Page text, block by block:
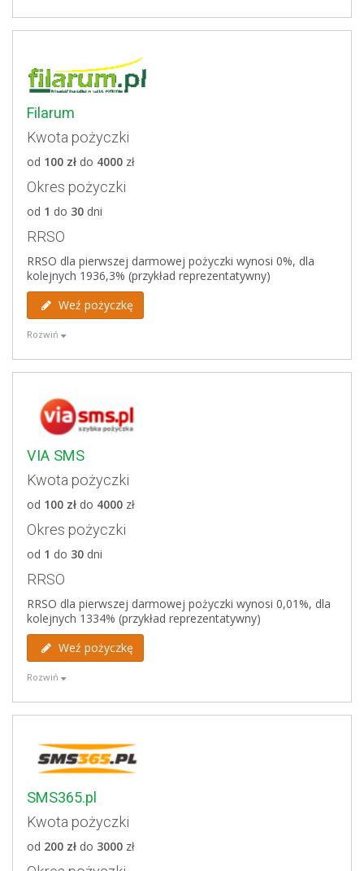
Zalety
tylko 10 zł
formalności 100% online,
w przypadku wcześniejszej spłaty klient ponosi
niższe koszty,
którym każda kolejna pożyczka jest tańsza
cały proces przebiega online - bez wychodzenia z
domu
Wady
weryfikacja w BIK
Weryfikowane bazy
Biuro Informacji Kredytowej
ERIF
Krajowy Rejestr Długów
Filarum
Kwota pożyczki
od 100 zł do 4000 zł
Okres pożyczki
od 1 do 30 dni
RRSO
RRSO dla pierwszej darmowej pożyczki wynosi 0%, dla
kolejnych 1936,3% (przykład reprezentatywny)
Weź pożyczkę
Rozwiń
Zalety
darmowa pierwsza pożyczka do kwoty 1000 zł,
wysoka górna granica wieku kredytobiorcy - 76 lat,
biuro obsługi klienta pracuje przez cały tydzień od
7:00 do 23:00
Wady
ERIF
dolna granica wieku pożyczkobiorcy to 20 lat
BIG Infomonitor
ERIF
Krajowy Rejestr Długów
VIA SMS
Kwota pożyczki
od 100 zł do 4000 zł
Okres pożyczki
od 1 do 30 dni
RRSO
RRSO dla pierwszej darmowej pożyczki wynosi 0,01%, dla
kolejnych 1334% (przykład reprezentatywny)
Weź pożyczkę
Rozwiń
Zalety
program lojalnościowy dla klientów korzystających
regularnie z oferty VIASMS,
można otrzymać 50 zł za polecenie pożyczki
Wady
SMS365.pl
Kwota pożyczki
od 200 zł do 3000 zł